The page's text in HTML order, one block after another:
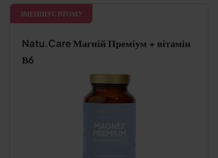
ЗМЕНШУЄ ВТОМУ
Natu.Care Магній Преміум + вітамін
В6